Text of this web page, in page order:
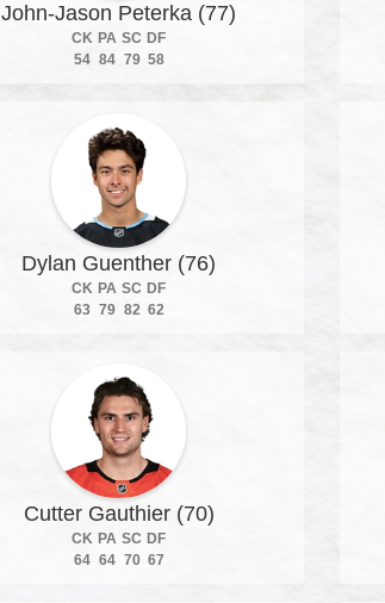
John-Jason Peterka (77)
CK PA SC DF
54 84 79 58
Dylan Guenther (76)
CK PA SC DF
63 79 82 62
Cutter Gauthier (70)
CK PA SC DF
64 64 70 67